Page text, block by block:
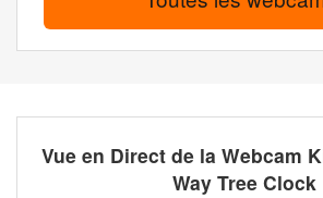
Vue en Direct de la Webcam
Way Tree Clock